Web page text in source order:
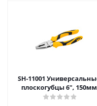
SH-11001 Универсальные
плоскогубцы 6", 150мм